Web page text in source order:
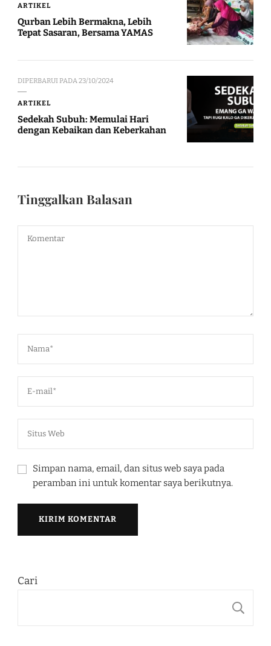
ARTIKEL
Qurban Lebih Bermakna, Lebih
Tepat Sasaran, Bersama YAMAS
DIPERBARUI PADA 23/10/2024
ARTIKEL
Sedekah Subuh: Memulai Hari
dengan Kebaikan dan Keberkahan
Tinggalkan Balasan
Simpan nama, email, dan situs web saya pada
peramban ini untuk komentar saya berikutnya.
Cari